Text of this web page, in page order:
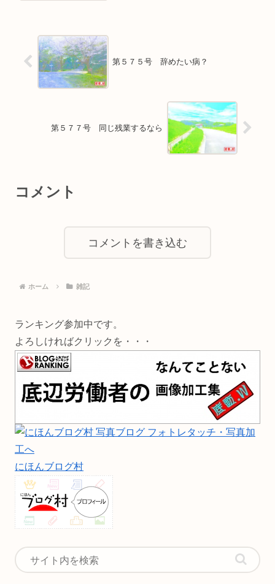
第５７５号 辞めたい病？
第５７７号 同じ残業するなら
コメント
コメントを書き込む
ホーム 雑記
ランキング参加中です。
よろしければクリックを・・・
にほんブログ村